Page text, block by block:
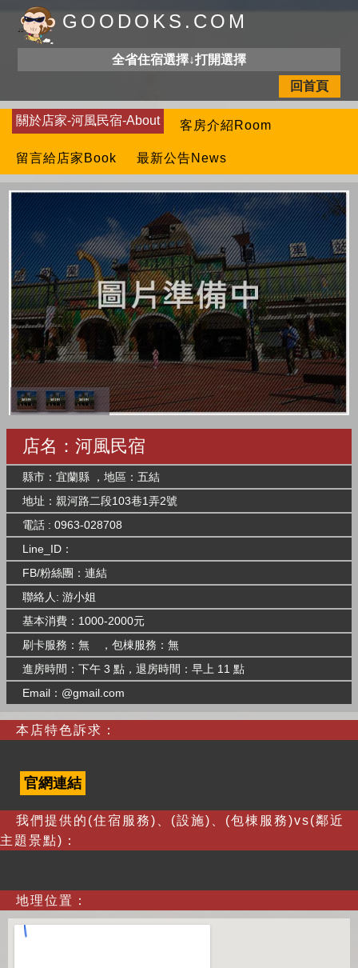
GOODOKS.COM
全省住宿選擇↓打開選擇
回首頁
關於店家-河風民宿-About 客房介紹Room
留言給店家Book 最新公告News
店名：河風民宿
縣市：宜蘭縣 ，地區：五結
地址：親河路二段103巷1弄2號
電話 : 0963-028708
Line_ID：
FB/粉絲團： 連結
聯絡人: 游小姐
基本消費：1000-2000元
刷卡服務：無 ，包棟服務：無
進房時間：下午 3 點，退房時間：早上 11 點
Email：@gmail.com
本店特色訴求：
官網連結
我們提供的(住宿服務)、(設施)、(包棟服務)vs(鄰近
主題景點)：
地理位置：